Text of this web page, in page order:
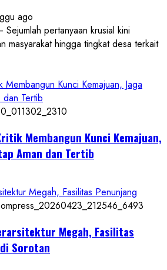
ago
pertanyaan krusial kini
masyarakat hingga tingkat desa terkait
Membangun Kunci Kemajuan, Jaga
dan Tertib
Membangun Kunci Kemajuan,
Aman dan Tertib
Megah, Fasilitas Penunjang
Megah, Fasilitas
Sorotan